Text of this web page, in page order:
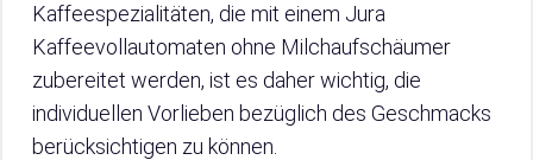
Kaffeespezialitäten, die mit einem Jura
Kaffeevollautomaten ohne Milchaufschäumer
zubereitet werden, ist es daher wichtig, die
individuellen Vorlieben bezüglich des Geschmacks
berücksichtigen zu können.